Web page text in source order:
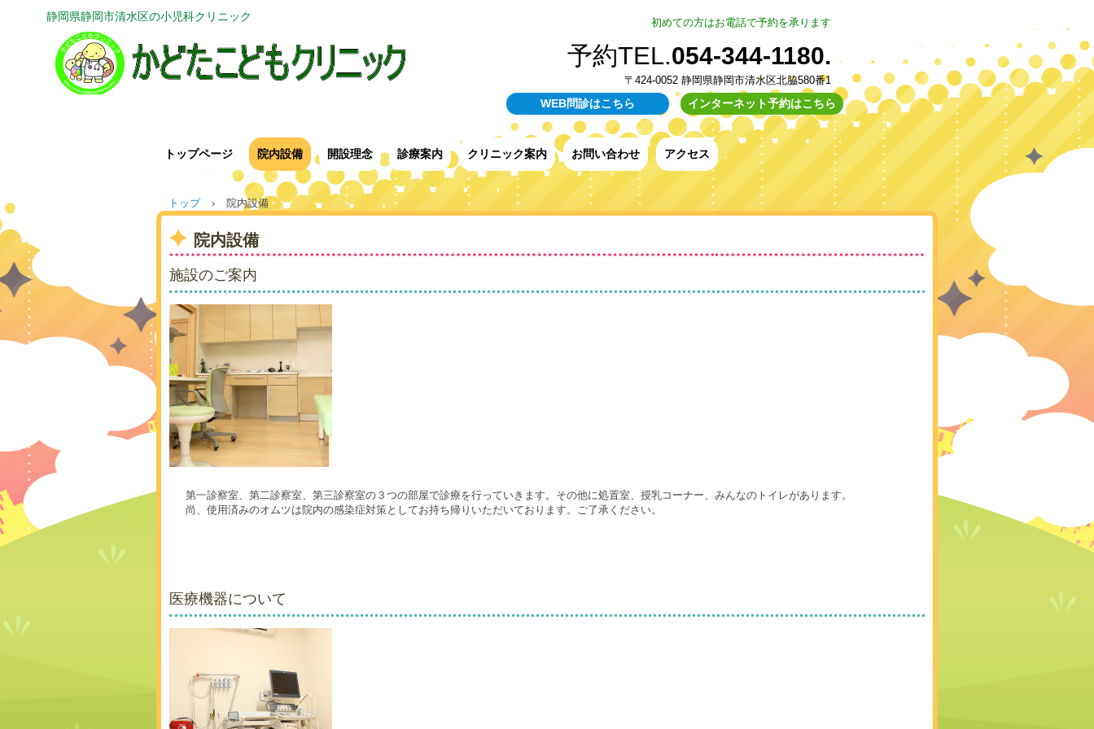
静岡県静岡市清水区の小児科クリニック 初めての方はお電話で予約を承ります
予約TEL.054-344-1180.
〒424-0052 静岡県静岡市清水区北脇580番1
WEB問診はこちら インターネット予約はこちら
トップページ 院内設備 開設理念 診療案内 クリニック案内 お問い合わせ アクセス
トップ › 院内設備
院内設備
施設のご案内
第一診察室、第二診察室、第三診察室の３つの部屋で診療を行っていきます。その他に処置室、授乳コーナー、みんなのトイレがあります。
尚、使用済みのオムツは院内の感染症対策としてお持ち帰りいただいております。ご了承ください。
医療機器について